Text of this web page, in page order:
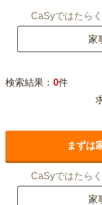
CaSyではたら
家
検索結果： 0件
まずは
CaSyではたら
家